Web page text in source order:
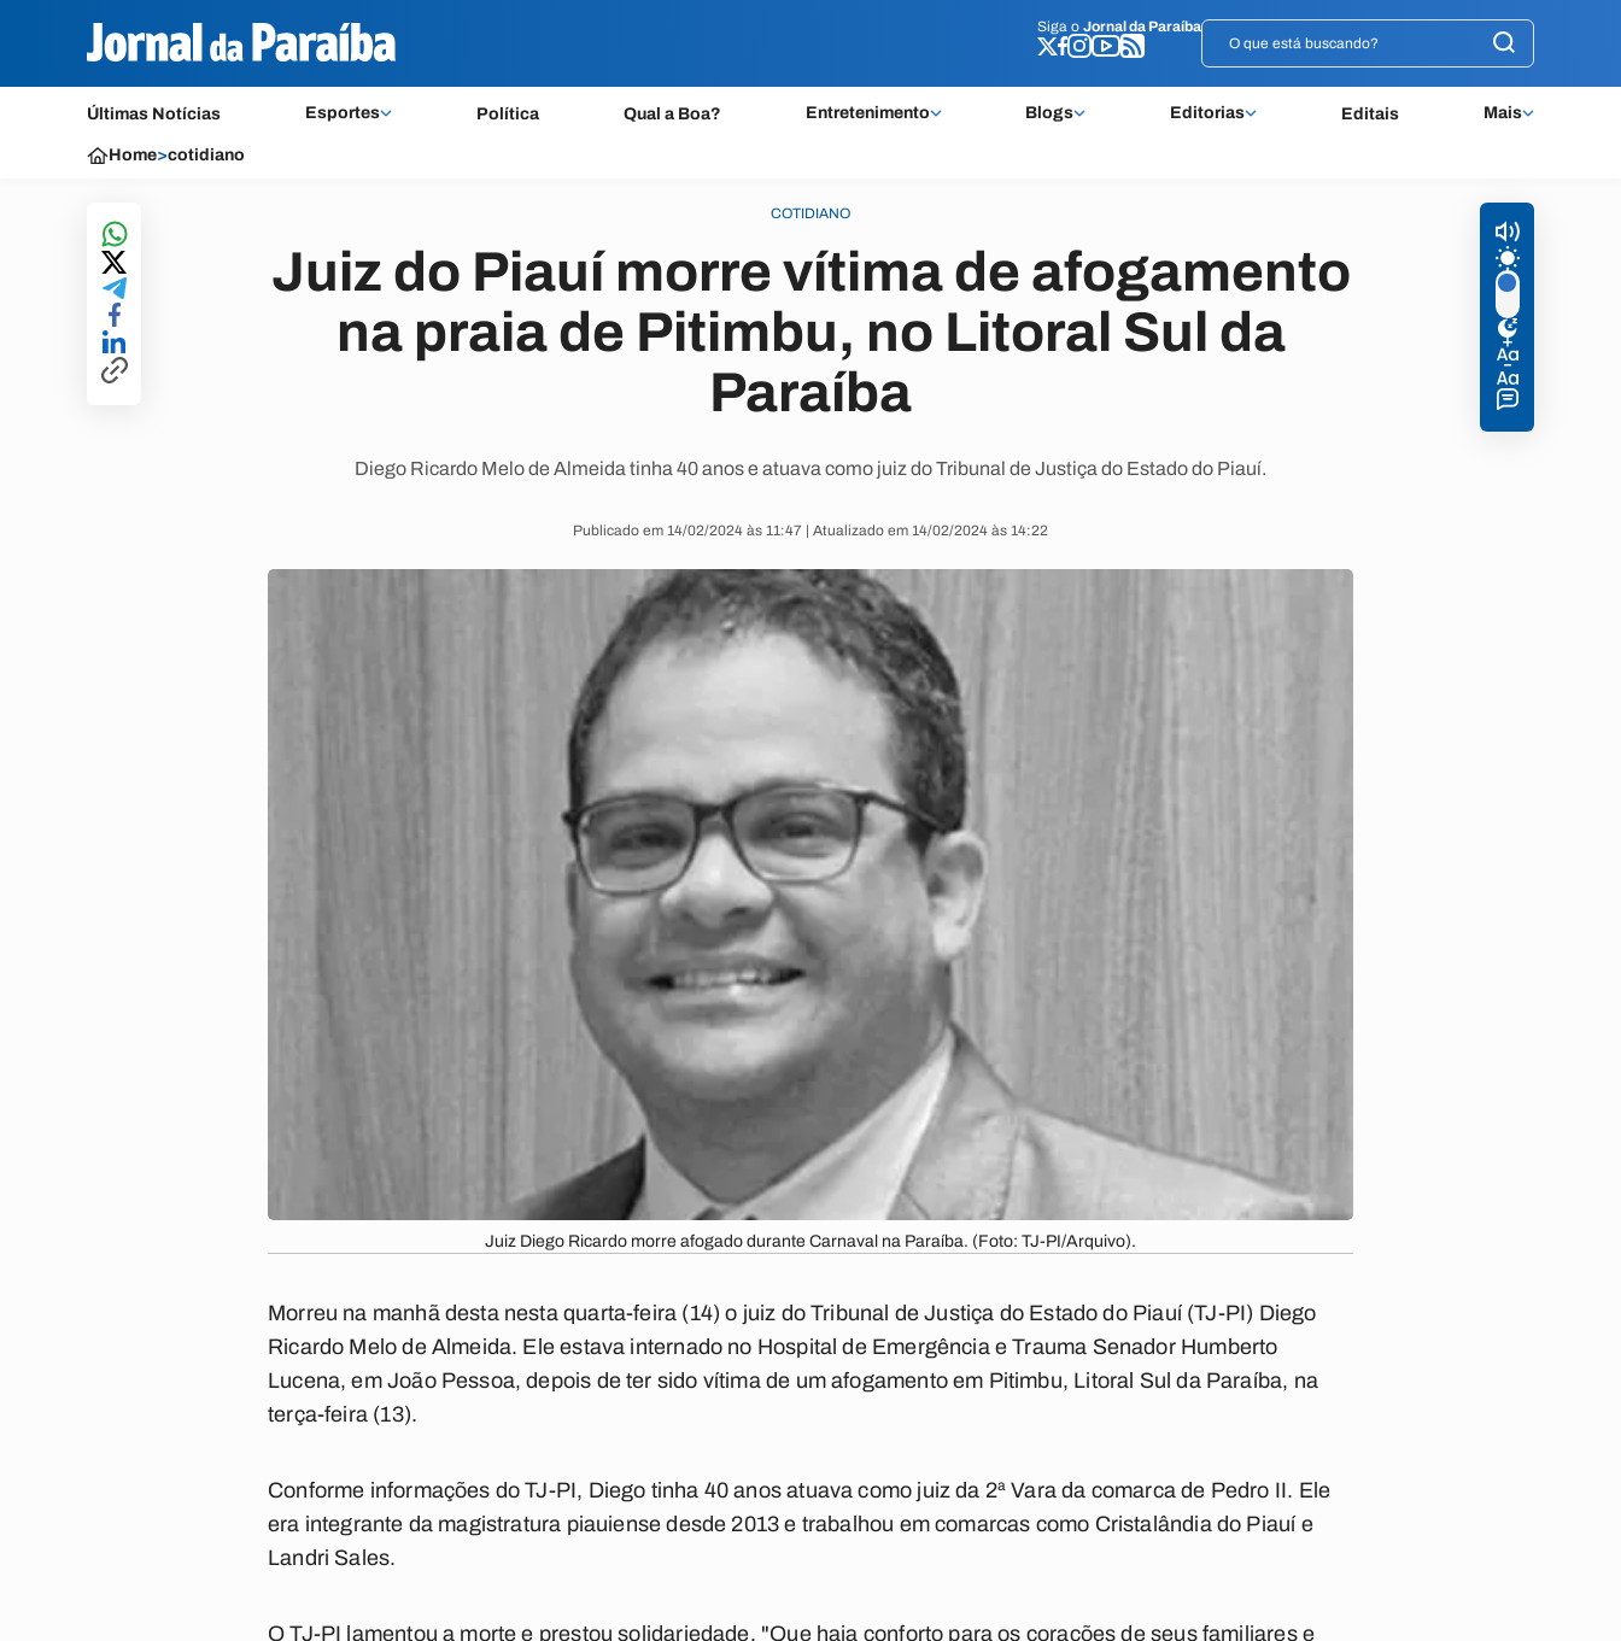
Siga o Jornal da Paraíba
Últimas Notícias Esportes Política Qual a Boa? Entretenimento Blogs Editorias Editais Mais
Siga o Jornal da Paraíba
Home>cotidiano
COTIDIANO
Juiz do Piauí morre vítima de afogamento
na praia de Pitimbu, no Litoral Sul da
Paraíba
Diego Ricardo Melo de Almeida tinha 40 anos e atuava como juiz do Tribunal de Justiça do Estado do Piauí.
Publicado em 14/02/2024 às 11:47 | Atualizado em 14/02/2024 às 14:22
Juiz Diego Ricardo morre afogado durante Carnaval na Paraíba. (Foto: TJ-PI/Arquivo).
Morreu na manhã desta nesta quarta-feira (14) o juiz do Tribunal de Justiça do Estado do Piauí (TJ-PI) Diego
Ricardo Melo de Almeida. Ele estava internado no Hospital de Emergência e Trauma Senador Humberto
Lucena, em João Pessoa, depois de ter sido vítima de um afogamento em Pitimbu, Litoral Sul da Paraíba, na
terça-feira (13).
Conforme informações do TJ-PI, Diego tinha 40 anos atuava como juiz da 2ª Vara da comarca de Pedro II. Ele
era integrante da magistratura piauiense desde 2013 e trabalhou em comarcas como Cristalândia do Piauí e
Landri Sales.
O TJ-PI lamentou a morte e prestou solidariedade. "Que haja conforto para os corações de seus familiares e